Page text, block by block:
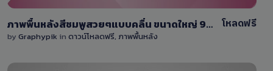
ภาพพื้นหลังสีชมพูสวยๆแบบคลื่น ขนาดใหญ่ 9000×6000 pixel
by Graphypik in ดาวน์โหลดฟรี, ภาพพื้นหลัง
โหลดฟรี